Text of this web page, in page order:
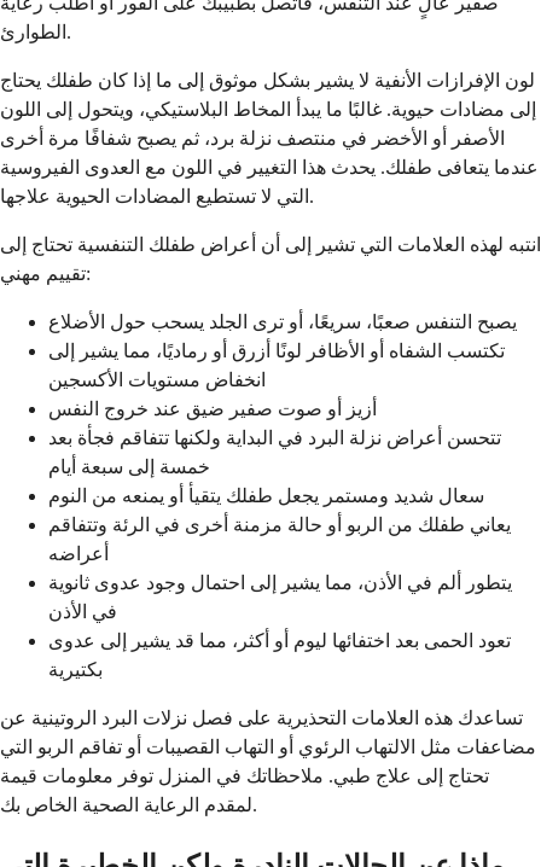
الطوارئ.
لون الإفرازات الأنفية لا يشير بشكل موثوق إلى ما إذا كان طفلك يحتاج
إلى مضادات حيوية. غالبًا ما يبدأ المخاط البلاستيكي، ويتحول إلى اللون
الأصفر أو الأخضر في منتصف نزلة برد، ثم يصبح شفافًا مرة أخرى
عندما يتعافى طفلك. يحدث هذا التغيير في اللون مع العدوى الفيروسية
التي لا تستطيع المضادات الحيوية علاجها.
انتبه لهذه العلامات التي تشير إلى أن أعراض طفلك التنفسية تحتاج إلى
تقييم مهني:
يصبح التنفس صعبًا، سريعًا، أو ترى الجلد يسحب حول الأضلاع
تكتسب الشفاه أو الأظافر لونًا أزرق أو رماديًا، مما يشير إلى
انخفاض مستويات الأكسجين
أزيز أو صوت صفير ضيق عند خروج النفس
تتحسن أعراض نزلة البرد في البداية ولكنها تتفاقم فجأة بعد
خمسة إلى سبعة أيام
سعال شديد ومستمر يجعل طفلك يتقيأ أو يمنعه من النوم
يعاني طفلك من الربو أو حالة مزمنة أخرى في الرئة وتتفاقم
أعراضه
يتطور ألم في الأذن، مما يشير إلى احتمال وجود عدوى ثانوية
في الأذن
تعود الحمى بعد اختفائها ليوم أو أكثر، مما قد يشير إلى عدوى
بكتيرية
تساعدك هذه العلامات التحذيرية على فصل نزلات البرد الروتينية عن
مضاعفات مثل الالتهاب الرئوي أو التهاب القصيبات أو تفاقم الربو التي
تحتاج إلى علاج طبي. ملاحظاتك في المنزل توفر معلومات قيمة
لمقدم الرعاية الصحية الخاص بك.